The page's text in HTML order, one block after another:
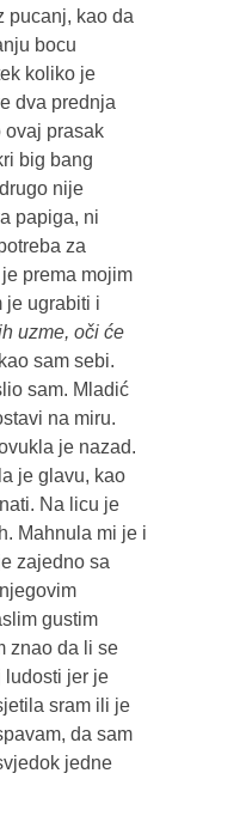
pucanj, kao da
bocu
koliko je
dva prednja
ovaj prasak
big bang
nije
papiga, ni
za
prema mojim
je ugrabiti i
uzme, oči će
sam sebi.
sam. Mladić
na miru.
je nazad.
je glavu, kao
Na licu je
Mahnula mi je i
zajedno sa
gustim
znao da li se
ludosti jer je
sram ili je
da sam
jedne